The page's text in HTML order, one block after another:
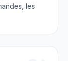
les